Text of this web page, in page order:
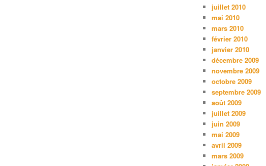
juillet 2010
mai 2010
mars 2010
février 2010
janvier 2010
décembre 2009
novembre 2009
octobre 2009
septembre 2009
août 2009
juillet 2009
juin 2009
mai 2009
avril 2009
mars 2009